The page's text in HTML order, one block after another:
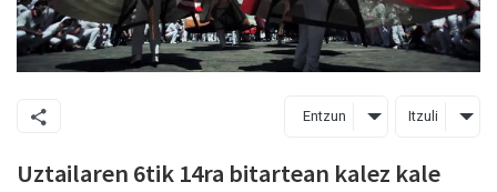
Entzun Itzuli
Uztailaren 6tik 14ra bitartean kalez kale